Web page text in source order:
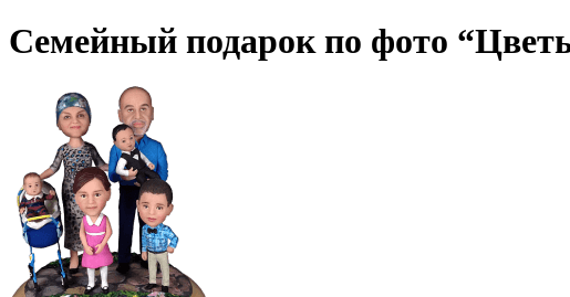
Семейный подарок по фото